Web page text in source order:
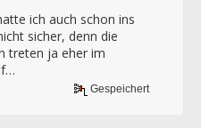
ich auch schon ins
sicher, denn die
treten ja eher im
Gespeichert